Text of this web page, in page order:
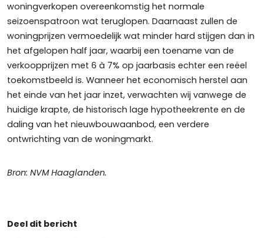
woningverkopen overeenkomstig het normale
seizoenspatroon wat teruglopen. Daarnaast zullen de
woningprijzen vermoedelijk wat minder hard stijgen dan in
het afgelopen half jaar, waarbij een toename van de
verkoopprijzen met 6 à 7% op jaarbasis echter een reëel
toekomstbeeld is. Wanneer het economisch herstel aan
het einde van het jaar inzet, verwachten wij vanwege de
huidige krapte, de historisch lage hypotheekrente en de
daling van het nieuwbouwaanbod, een verdere
ontwrichting van de woningmarkt.
Bron: NVM Haaglanden.
Deel dit bericht